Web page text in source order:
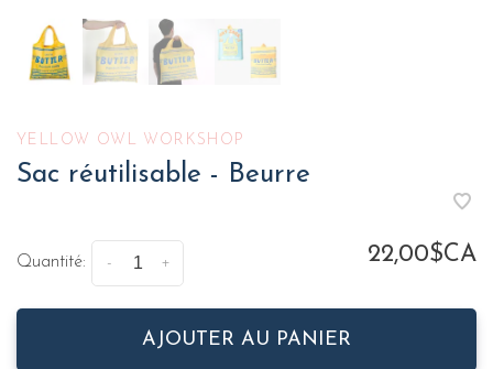
YELLOW OWL WORKSHOP
Sac réutilisable - Beurre
Quantité: +
- 22,00$CA
AJOUTER AU PANIER